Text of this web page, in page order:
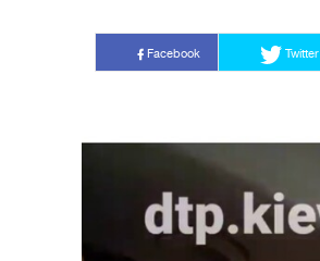
Facebook Twitter